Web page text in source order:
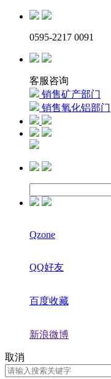
0595-2217 0091
客服咨询
销售矿产部门
销售氧化铝部门
Qzone
QQ好友
百度收藏
新浪微博
取消